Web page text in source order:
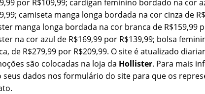
por R$109,99; cardigan feminino bordado na cor
camiseta manga longa bordada na cor cinza de
manga longa bordada na cor branca de R$159,99
na cor azul de R$169,99 por R$139,99; bolsa
de R$279,99 por R$209,99. O site é atualizado
são colocadas na loja da Hollister. Para mais
seus dados nos formulário do site para que os